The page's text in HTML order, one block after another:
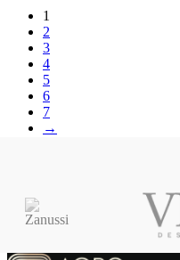
1
2
3
4
5
6
7
→